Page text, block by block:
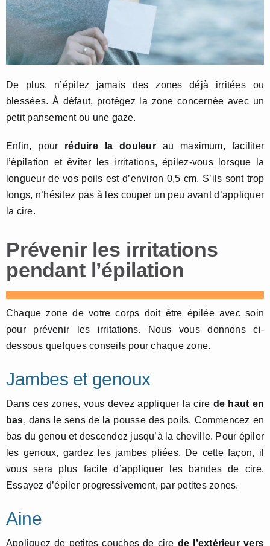
De plus, n’épilez jamais des zones déjà irritées ou
blessées. À défaut, protégez la zone concernée avec un
petit pansement ou une gaze.
Enfin, pour réduire la douleurau maximum, faciliter
l’épilation et éviter les irritations, épilez-vous lorsque la
longueur de vos poils est d’environ 0,5 cm. S’ils sont trop
longs, n’hésitez pas à les couper un peu avant d’appliquer
la cire.
Prévenir les irritations
pendant l’épilation
Chaque zone de votre corps doit être épilée avec soin
pour prévenir les irritations. Nous vous donnons ci-
dessous quelques conseils pour chaque zone.
Jambes et genoux
Dans ces zones, vous devez appliquer la cire de haut en
bas, dans le sens de la pousse des poils. Commencez en
bas du genou et descendez jusqu’à la cheville. Pour épiler
les genoux, gardez les jambes pliées. De cette façon, il
vous sera plus facile d’appliquer les bandes de cire.
Essayez d’épiler progressivement, par petites zones.
Aine
Appliquez de petites couches de cire de l’extérieur vers